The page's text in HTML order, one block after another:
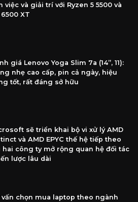
việc và giải trí với Ryzen 5 5500 và
6500 XT
giá Lenovo Yoga Slim 7a (14”, 11):
nhẹ cao cấp, pin cả ngày, hiệu
tốt, rất đáng sở hữu
sẽ triển khai bộ vi xử lý AMD
và AMD EPYC thế hệ tiếp theo
hai công ty mở rộng quan hệ đối tác
lược lâu dài
vấn chọn mua laptop theo ngành